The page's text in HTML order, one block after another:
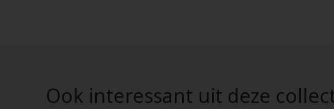
Ook interessant uit deze